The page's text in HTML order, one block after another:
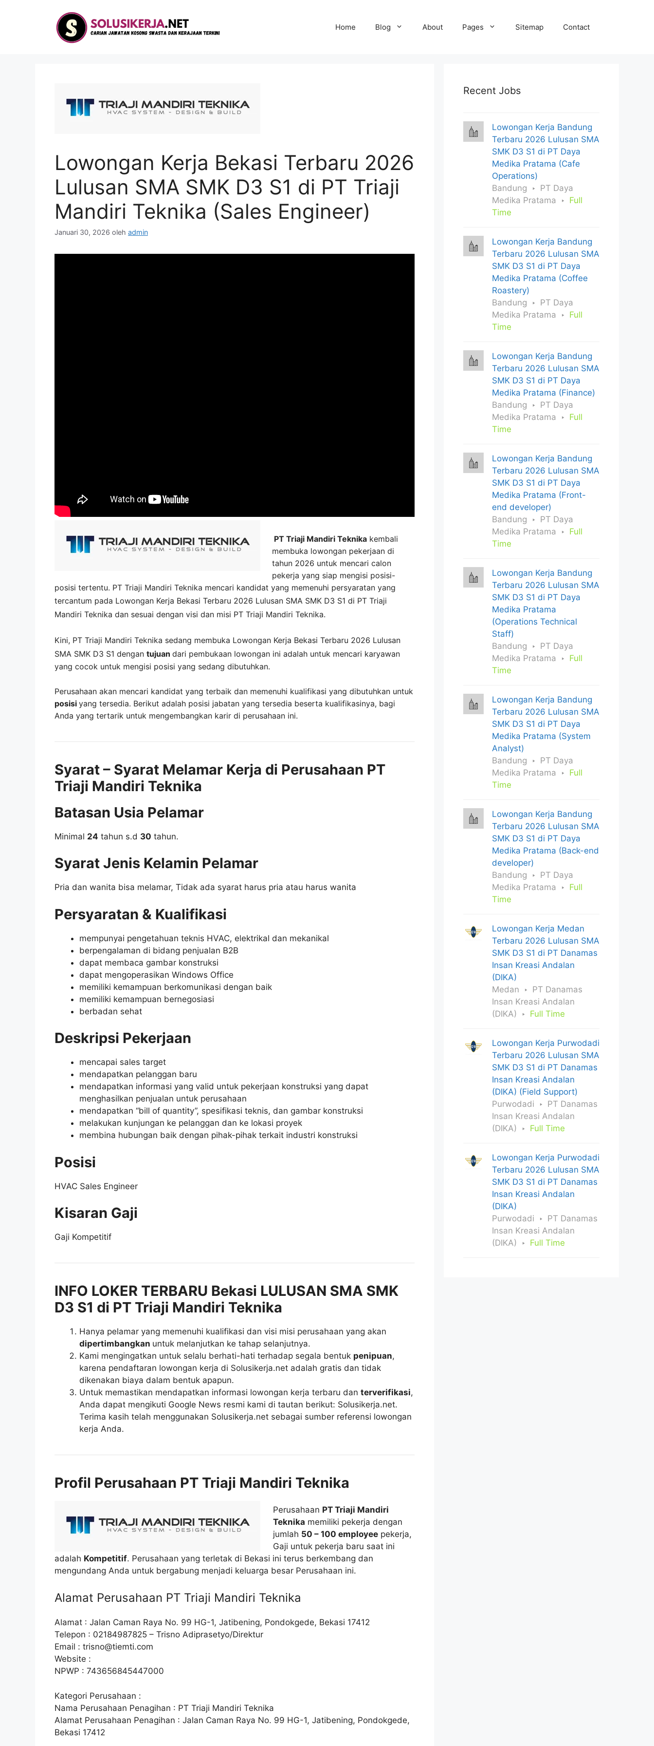
Home Blog About Pages Sitemap Contact
Lowongan Kerja Bekasi Terbaru 2026
Lulusan SMA SMK D3 S1 di PT Triaji
Mandiri Teknika (Sales Engineer)
Januari 30, 2026 oleh admin
PT Triaji Mandiri Teknika kembali
membuka lowongan pekerjaan di
tahun 2026 untuk mencari calon
pekerja yang siap mengisi posisi-
posisi tertentu. PT Triaji Mandiri Teknika mencari kandidat yang memenuhi persyaratan yang
tercantum pada Lowongan Kerja Bekasi Terbaru 2026 Lulusan SMA SMK D3 S1 di PT Triaji
Mandiri Teknika dan sesuai dengan visi dan misi PT Triaji Mandiri Teknika.
Kini, PT Triaji Mandiri Teknika sedang membuka Lowongan Kerja Bekasi Terbaru 2026 Lulusan
SMA SMK D3 S1 dengan tujuan dari pembukaan lowongan ini adalah untuk mencari karyawan
yang cocok untuk mengisi posisi yang sedang dibutuhkan.
Perusahaan akan mencari kandidat yang terbaik dan memenuhi kualifikasi yang dibutuhkan untuk
posisi yang tersedia. Berikut adalah posisi jabatan yang tersedia beserta kualifikasinya, bagi
Anda yang tertarik untuk mengembangkan karir di perusahaan ini.
Syarat – Syarat Melamar Kerja di Perusahaan PT
Triaji Mandiri Teknika
Batasan Usia Pelamar
Minimal 24 tahun s.d 30 tahun.
Syarat Jenis Kelamin Pelamar
Pria dan wanita bisa melamar, Tidak ada syarat harus pria atau harus wanita
Persyaratan & Kualifikasi
mempunyai pengetahuan teknis HVAC, elektrikal dan mekanikal
berpengalaman di bidang penjualan B2B
dapat membaca gambar konstruksi
dapat mengoperasikan Windows Office
memiliki kemampuan berkomunikasi dengan baik
memiliki kemampuan bernegosiasi
berbadan sehat
Deskripsi Pekerjaan
mencapai sales target
mendapatkan pelanggan baru
mendapatkan informasi yang valid untuk pekerjaan konstruksi yang dapat
menghasilkan penjualan untuk perusahaan
mendapatkan “bill of quantity”, spesifikasi teknis, dan gambar konstruksi
melakukan kunjungan ke pelanggan dan ke lokasi proyek
membina hubungan baik dengan pihak-pihak terkait industri konstruksi
Posisi
HVAC Sales Engineer
Kisaran Gaji
Gaji Kompetitif
INFO LOKER TERBARU Bekasi LULUSAN SMA SMK
D3 S1 di PT Triaji Mandiri Teknika
Hanya pelamar yang memenuhi kualifikasi dan visi misi perusahaan yang akan
dipertimbangkan untuk melanjutkan ke tahap selanjutnya.
Kami mengingatkan untuk selalu berhati-hati terhadap segala bentuk penipuan,
karena pendaftaran lowongan kerja di Solusikerja.net adalah gratis dan tidak
dikenakan biaya dalam bentuk apapun.
Untuk memastikan mendapatkan informasi lowongan kerja terbaru dan terverifikasi,
Anda dapat mengikuti Google News resmi kami di tautan berikut: Solusikerja.net.
Terima kasih telah menggunakan Solusikerja.net sebagai sumber referensi lowongan
kerja Anda.
Profil Perusahaan PT Triaji Mandiri Teknika
Perusahaan PT Triaji Mandiri
Teknika memiliki pekerja dengan
jumlah 50 – 100 employeepekerja,
Gaji untuk pekerja baru saat ini
adalah Kompetitif. Perusahaan yang terletak di Bekasi ini terus berkembang dan
mengundang Anda untuk bergabung menjadi keluarga besar Perusahaan ini.
Alamat Perusahaan PT Triaji Mandiri Teknika
Alamat : Jalan Caman Raya No. 99 HG-1, Jatibening, Pondokgede, Bekasi 17412
Telepon : 02184987825 – Trisno Adiprasetyo/Direktur
Email : trisno@tiemti.com
Website :
NPWP : 743656845447000
Kategori Perusahaan :
Nama Perusahaan Penagihan : PT Triaji Mandiri Teknika
Alamat Perusahaan Penagihan : Jalan Caman Raya No. 99 HG-1, Jatibening, Pondokgede,
Bekasi 17412
Recent Jobs
Lowongan Kerja Bandung
Terbaru 2026 Lulusan SMA
SMK D3 S1 di PT Daya
Medika Pratama (Cafe
Operations)
Bandung
PT Daya
Medika Pratama
Full
Time
Lowongan Kerja Bandung
Terbaru 2026 Lulusan SMA
SMK D3 S1 di PT Daya
Medika Pratama (Coffee
Roastery)
Bandung
PT Daya
Medika Pratama
Full
Time
Lowongan Kerja Bandung
Terbaru 2026 Lulusan SMA
SMK D3 S1 di PT Daya
Medika Pratama (Finance)
Bandung
PT Daya
Medika Pratama
Full
Time
Lowongan Kerja Bandung
Terbaru 2026 Lulusan SMA
SMK D3 S1 di PT Daya
Medika Pratama (Front-
end developer)
Bandung
PT Daya
Medika Pratama
Full
Time
Lowongan Kerja Bandung
Terbaru 2026 Lulusan SMA
SMK D3 S1 di PT Daya
Medika Pratama
(Operations Technical
Staff)
Bandung
PT Daya
Medika Pratama
Full
Time
Lowongan Kerja Bandung
Terbaru 2026 Lulusan SMA
SMK D3 S1 di PT Daya
Medika Pratama (System
Analyst)
Bandung
PT Daya
Medika Pratama
Full
Time
Lowongan Kerja Bandung
Terbaru 2026 Lulusan SMA
SMK D3 S1 di PT Daya
Medika Pratama (Back-end
developer)
Bandung
PT Daya
Medika Pratama
Full
Time
Lowongan Kerja Medan
Terbaru 2026 Lulusan SMA
SMK D3 S1 di PT Danamas
Insan Kreasi Andalan
(DIKA)
Medan
PT Danamas
Insan Kreasi Andalan
(DIKA)
Full Time
Lowongan Kerja Purwodadi
Terbaru 2026 Lulusan SMA
SMK D3 S1 di PT Danamas
Insan Kreasi Andalan
(DIKA) (Field Support)
Purwodadi
PT Danamas
Insan Kreasi Andalan
(DIKA)
Full Time
Lowongan Kerja Purwodadi
Terbaru 2026 Lulusan SMA
SMK D3 S1 di PT Danamas
Insan Kreasi Andalan
(DIKA)
Purwodadi
PT Danamas
Insan Kreasi Andalan
(DIKA)
Full Time